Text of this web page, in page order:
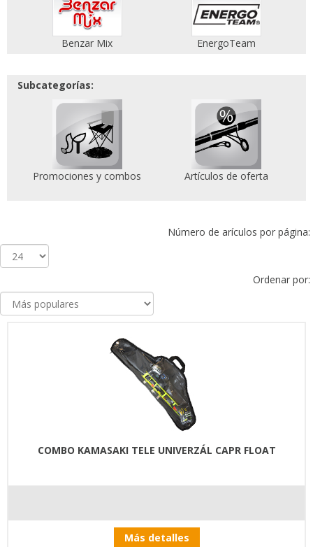
Benzar Mix EnergoTeam
Subcategorías:
Promociones y combos Artículos de oferta
Número de arículos por página:
Ordenar por:
COMBO KAMASAKI TELE UNIVERZÁL CAPR FLOAT
Más detalles